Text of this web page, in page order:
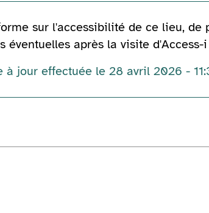
sur l'accessibilité de ce lieu, de
éventuelles après la visite
à jour effectuée le 28 avril 2026 -